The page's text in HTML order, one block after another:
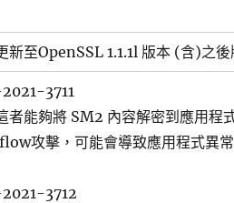
新至OpenSSL 1.1.1l 版本 (含)之
3711
者能夠將 SM2 內容解密到應用程
攻擊，可能會導致應用程式異
3712